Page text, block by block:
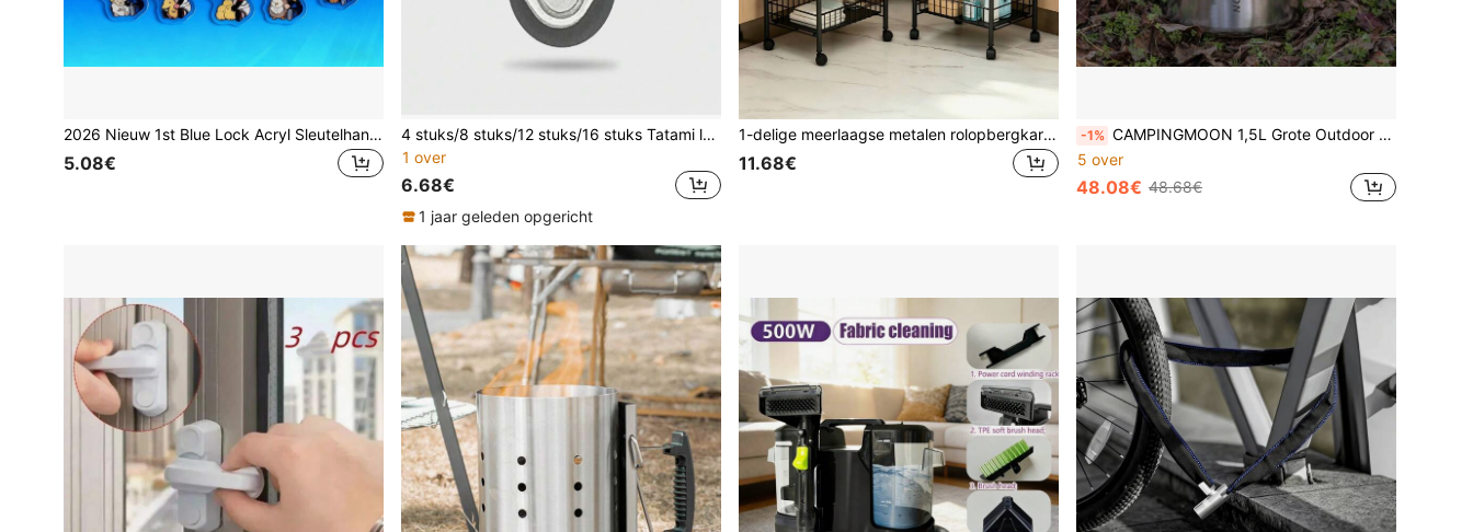
2026 Nieuw 1st Blue Lock Acryl Sleutelhanger Anime Merchandise Chigiri Hyoma & Rensuke Kunigami Acryl Figuurtje - Vakantiecadeau - Verjaardagscadeau - Fan Cadeau
5.08€
4 stuks/8 stuks/12 stuks/16 stuks Tatami ladewielen, 1 inch/1,2 inch stille kleine wielen, meubelwielen met rechte draairichting
1 over
6.68€
1 jaar geleden opgericht
1-delige meerlaagse metalen rolopbergkar met soepele universele wieltjes, holle ademende gaasontwerp, gelaagde uitgebreide opbergruimte, geschikt voor zowel keuken als badkamer
11.68€
-1% CAMPINGMOON 1,5L Grote Outdoor Camping Theepot, Roestvrijstalen Filterkoffiekan, Kampvuurketel, SW-6
5 over
48.08€ 48.68€